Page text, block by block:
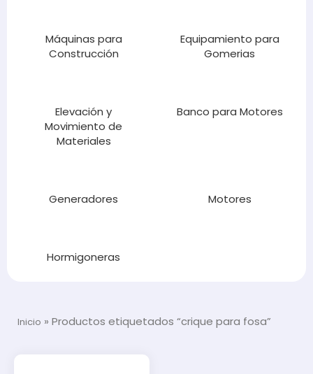
Máquinas para
Construcción
Equipamiento para
Gomerias
Elevación y
Movimiento de
Materiales
Banco para Motores
Generadores Motores
Hormigoneras
Inicio » Productos etiquetados “crique para fosa”